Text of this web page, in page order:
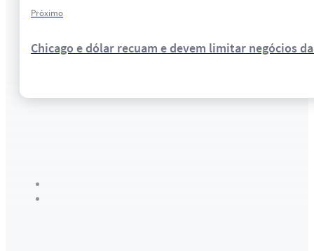
Próximo
Chicago e dólar recuam e devem limitar negócios